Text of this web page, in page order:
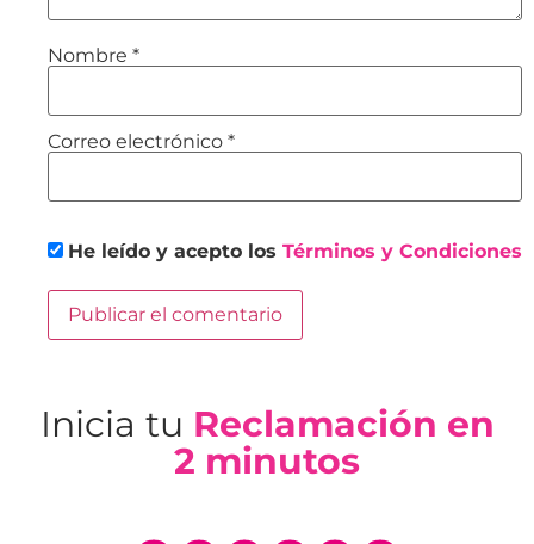
Nombre *
Correo electrónico *
He leído y acepto los Términos y Condiciones
Inicia tu Reclamación en
2 minutos